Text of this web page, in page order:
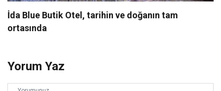
İda Blue Butik Otel, tarihin ve doğanın tam
ortasında
Yorum Yaz